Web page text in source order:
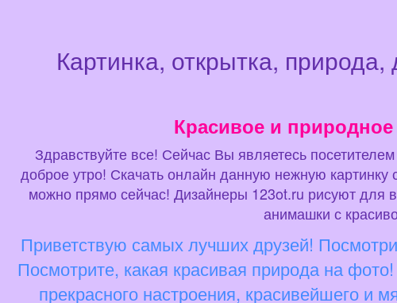
Картинка, открытка,
Красивое и
Здравствуйте все! Сейчас Вы являетесь
доброе утро! Скачать онлайн данную нежную
можно прямо сейчас! Дизайнеры 123ot.ru рисуют для
анимашки с
Приветствую самых лучших друзей!
Посмотрите, какая красивая природа на
прекрасного настроения, красивейшего и